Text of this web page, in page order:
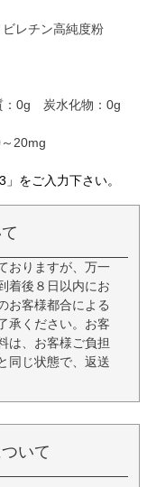
ビレチン高純度粉
：0g 炭水化物：0g
20mg
をご入力下さい。
おりますが、万一
着後８日以内にお
お客様都合による
承ください。お客
は、お客様ご負担
同じ状態で、返送
いて